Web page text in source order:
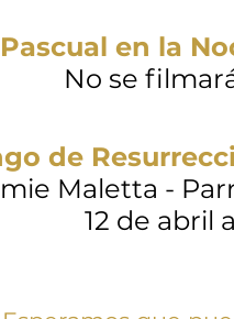
en la
No se
de
Maletta -
12 de abril